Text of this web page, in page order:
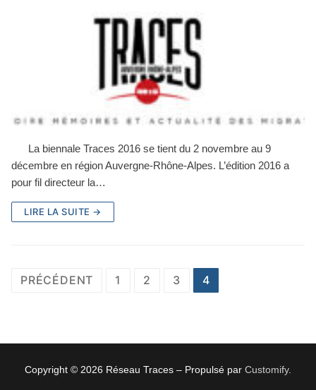
La biennale Traces 2016 se tient du 2 novembre au 9
décembre en région Auvergne-Rhône-Alpes. L’édition 2016 a
pour fil directeur la…
LIRE LA SUITE →
Pagination
PRÉCÉDENT 1 2 3 4
Copyright © 2026 Réseau Traces – Propulsé par Customify.